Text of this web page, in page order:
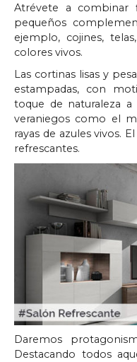
Atrévete a combinar
pequeños
ejemplo, cojines,
colores vivos.
Las cortinas lisas y
estampadas, con
toque de naturaleza
veraniegos como el
rayas de azules vivos.
refrescantes.
Daremos
Destacando todos